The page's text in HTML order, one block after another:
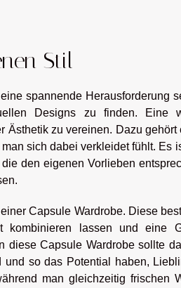
Stil
spannende Herausforderung
Designs zu finden. Eine
zu vereinen. Dazu gehört
sich dabei verkleidet fühlt. Es
den eigenen Vorlieben
Capsule Wardrobe. Diese
kombinieren lassen und eine
diese Capsule Wardrobe sollte
so das Potential haben,
man gleichzeitig frischen